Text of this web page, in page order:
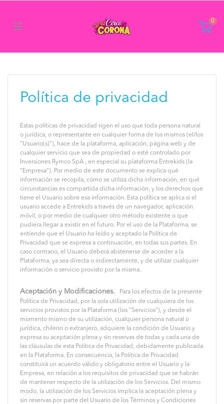
0
Política de privacidad
Estas políticas de privacidad rigen el uso que toda persona natural
o jurídica, o representante en cualquier forma de los mismos (el/los
“Usuario(s)”), hace de la plataforma, aplicación, página web y de
cualquier servicio que sea de propiedad o esté controlado por
Inversiones Rymco SpA , en especial su plataforma Entrekids (la
“Empresa”). Por medio de este documento se explica qué
información se recopila, cómo se utiliza dicha información, en qué
circunstancias es compartida dicha información, y los derechos que
tiene el Usuario sobre esa información. Esta política se aplica si el
usuario accede a Entrekids a través de un navegador, aplicación
móvil, o por medio de cualquier otro método existente o que
pudiera llegar a existir en el futuro. Por el uso de la Plataforma, se
entiende que el Usuario ha leído y aceptado la Política de
Privacidad que se expresa a continuación, en todas sus partes. En
caso contrario, el Usuario deberá abstenerse de acceder a la
Plataforma, ya sea directa o indirectamente, y de utilizar cualquier
información o servicio provisto por la misma.
Aceptación y Modificaciones.
Para los efectos de la presente
Política de Privacidad, por la sola utilización de cualquiera de los
servicios provistos por la Plataforma (los “Servicios”), y desde el
momento mismo de su utilización, cualquier persona natural o
jurídica, chileno o extranjero, adquiere la condición de Usuario y
expresa su aceptación plena y sin reservas de todas y cada una de
las cláusulas de esta Política de Privacidad, debidamente publicada
en la Plataforma. En consecuencia, la Política de Privacidad
constituirá un acuerdo válido y obligatorio entre el Usuario y la
Empresa, en relación a los requisitos de privacidad que se habrán
de mantener respecto de la utilización de los Servicios. Del mismo
modo, la utilización de los Servicios implica la aceptación plena y
sin reservas por parte del Usuario de los Términos y Condiciones